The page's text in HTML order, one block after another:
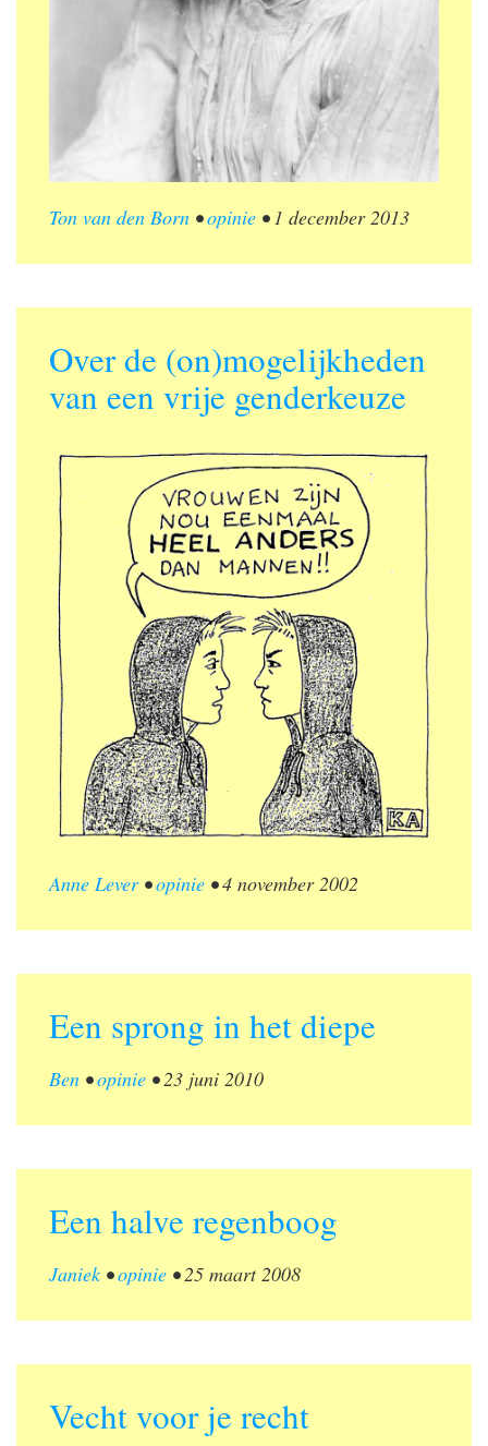
Ton van den Born •opinie •1 december 2013
Over de (on)mogelijkheden
van een vrije genderkeuze
Anne Lever•opinie •4 november 2002
Een sprong in het diepe
Ben •opinie •23 juni 2010
Een halve regenboog
Janiek •opinie •25 maart 2008
Vecht voor je recht